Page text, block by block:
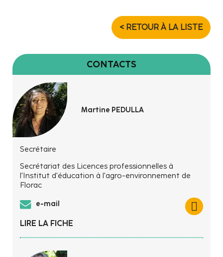
< RETOUR À LA LISTE
CONTACTS
Martine PEDULLA
Secrétaire
Secrétariat des Licences professionnelles à
l'Institut d'éducation à l'agro-environnement de
Florac
e-mail
LIRE LA FICHE